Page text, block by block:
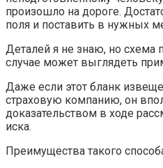
произошло на дороге.
поля и поставить в нужных
Деталей я не знаю, но
случае может выглядеть
Даже если этот бланк
страховую компанию, он
доказательством в ходе
иска.
Преимущества такого